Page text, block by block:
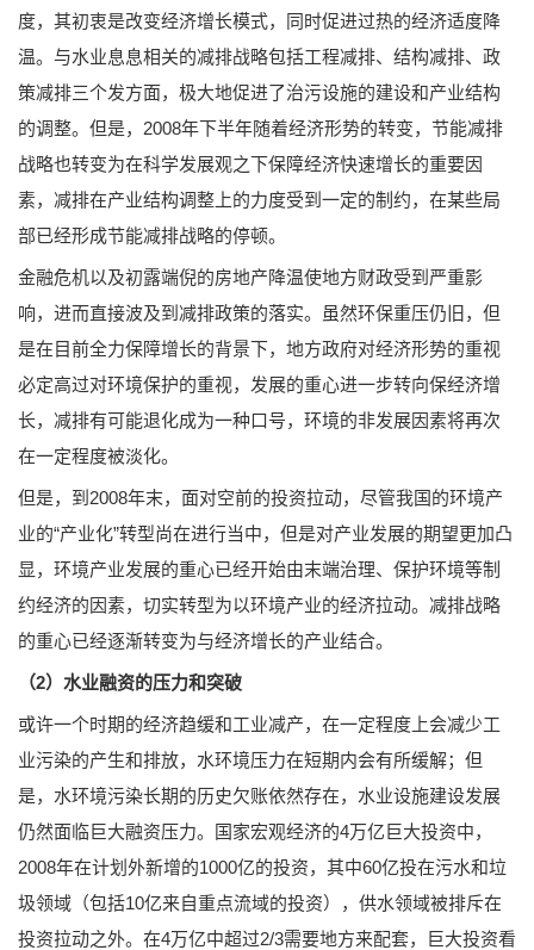
度，其初衷是改变经济增长模式，同时促进过热的经济适度降
温。与水业息息相关的减排战略包括工程减排、结构减排、政
策减排三个发方面，极大地促进了治污设施的建设和产业结构
的调整。但是，2008年下半年随着经济形势的转变，节能减排
战略也转变为在科学发展观之下保障经济快速增长的重要因
素，减排在产业结构调整上的力度受到一定的制约，在某些局
部已经形成节能减排战略的停顿。
金融危机以及初露端倪的房地产降温使地方财政受到严重影
响，进而直接波及到减排政策的落实。虽然环保重压仍旧，但
是在目前全力保障增长的背景下，地方政府对经济形势的重视
必定高过对环境保护的重视，发展的重心进一步转向保经济增
长，减排有可能退化成为一种口号，环境的非发展因素将再次
在一定程度被淡化。
但是，到2008年末，面对空前的投资拉动，尽管我国的环境产
业的“产业化”转型尚在进行当中，但是对产业发展的期望更加凸
显，环境产业发展的重心已经开始由末端治理、保护环境等制
约经济的因素，切实转型为以环境产业的经济拉动。减排战略
的重心已经逐渐转变为与经济增长的产业结合。
（2）水业融资的压力和突破
或许一个时期的经济趋缓和工业减产，在一定程度上会减少工
业污染的产生和排放，水环境压力在短期内会有所缓解；但
是，水环境污染长期的历史欠账依然存在，水业设施建设发展
仍然面临巨大融资压力。国家宏观经济的4万亿巨大投资中，
2008年在计划外新增的1000亿的投资，其中60亿投在污水和垃
圾领域（包括10亿来自重点流域的投资），供水领域被排斥在
投资拉动之外。在4万亿中超过2/3需要地方来配套，巨大投资看